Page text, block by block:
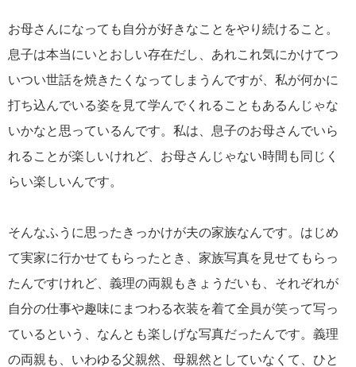
お母さんになっても自分が好きなことをやり続けること。
息子は本当にいとおしい存在だし、あれこれ気にかけてつ
いつい世話を焼きたくなってしまうんですが、私が何かに
打ち込んでいる姿を見て学んでくれることもあるんじゃな
いかなと思っているんです。私は、息子のお母さんでいら
れることが楽しいけれど、お母さんじゃない時間も同じく
らい楽しいんです。
そんなふうに思ったきっかけが夫の家族なんです。はじめ
て実家に行かせてもらったとき、家族写真を見せてもらっ
たんですけれど、義理の両親もきょうだいも、それぞれが
自分の仕事や趣味にまつわる衣装を着て全員が笑って写っ
ているという、なんとも楽しげな写真だったんです。義理
の両親も、いわゆる父親然、母親然としていなくて、ひと